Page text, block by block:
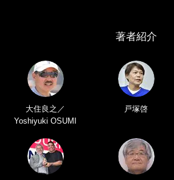
著者紹介
大住良之／
Yoshiyuki OSUMI
戸塚啓